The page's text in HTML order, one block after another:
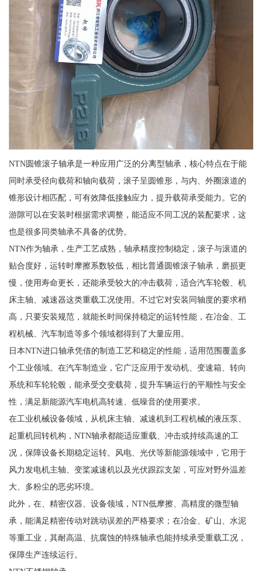
NTN圆锥滚子轴承是一种应用广泛的分离型轴承，核心特点在于能
同时承受径向载荷和轴向载荷，滚子呈圆锥形，与内、外圈滚道的
锥形设计相匹配，可有效降低接触应力，提升载荷承受能力。它的
游隙可以在安装时根据需求调整，能适应不同工况的装配要求，这
也是很多同类轴承不具备的优势。
NTN作为轴承，生产工艺成熟，轴承精度控制稳定，滚子与滚道的
贴合度好，运转时摩擦系数较低，相比普通圆锥滚子轴承，磨损更
慢，使用寿命更长，还能承受较大的冲击载荷，适合汽车轮毂、机
床主轴、减速器这类重载工况使用。不过它对安装同轴度的要求稍
高，只要安装规范，就能长时间保持稳定的运转性能，在冶金、工
程机械、汽车制造等多个领域都得到了大量应用。
日本NTN进口轴承凭借的制造工艺和稳定的性能，适用范围覆盖多
个工业领域。在汽车制造业，它广泛应用于发动机、变速箱、转向
系统和车轮轮毂，能承受交变载荷，提升车辆运行的平顺性与安全
性，满足新能源汽车电机高转速、低噪音的使用要求。
在工业机械设备领域，从机床主轴、减速机到工程机械的液压泵、
起重机回转机构，NTN轴承都能适应重载、冲击或持续高速的工
况，保障设备长期稳定运转。风电、光伏等新能源领域中，它用于
风力发电机主轴、变桨减速机以及光伏跟踪支架，可应对野外温差
大、多粉尘的恶劣环境。
此外，在、精密仪器、设备领域，NTN低摩擦、高精度的微型轴
承，能满足精密传动对跳动误差的严格要求；在冶金、矿山、水泥
等重工业，其耐高温、抗腐蚀的特殊轴承也能持续承受重载工况，
保障生产连续运行。